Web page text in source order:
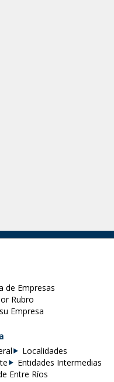
de Empresas
Rubro
Empresa
Localidades
Entidades Intermedias
Entre Ríos